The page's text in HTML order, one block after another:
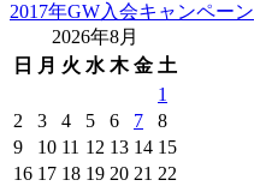
2017年GW入会キャンペーン
2026年8月
日
月 火 水 木 金 土
1
2
3 4 5 6 7
8
9
10 11 12 13 14 15
16 17 18 19 20 21 22